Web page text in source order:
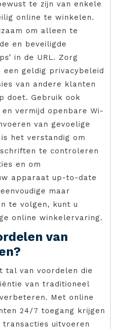
te zijn van enkele
online te winkelen.
om alleen te
en beveiligde
in de URL. Zorg
geldig privacybeleid
van andere klanten
doet. Gebruik ook
vermijd openbare Wi-
van gevoelige
het verstandig om
te controleren
en om
apparaat up-to-date
maar
te volgen, kunt u
online winkelervaring.
van
tal van voordelen die
van traditioneel
Met online
24/7 toegang krijgen
uitvoeren